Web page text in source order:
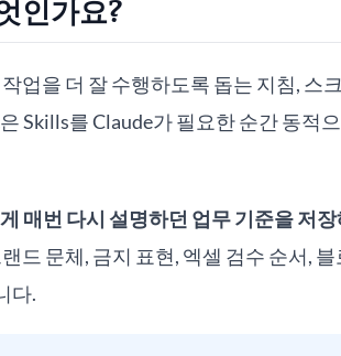
인가요?
업을 더 잘 수행하도록 돕는 지침, 스
Skills를 Claude가 필요한 순간 동적
매번 다시 설명하던 업무 기준을 저장
드 문체, 금지 표현, 엑셀 검수 순서,
다.